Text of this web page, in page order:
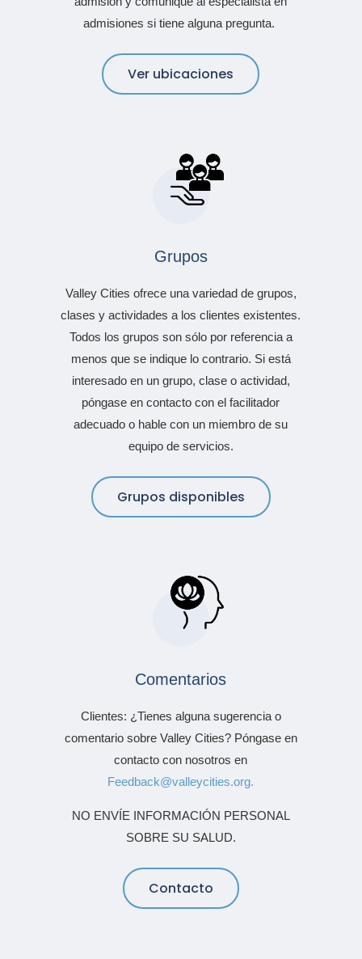
admisiones si tiene alguna pregunta.
Ver ubicaciones
Grupos
Valley Cities ofrece una variedad de grupos,
clases y actividades a los clientes existentes.
Todos los grupos son sólo por referencia a
menos que se indique lo contrario. Si está
interesado en un grupo, clase o actividad,
póngase en contacto con el facilitador
adecuado o hable con un miembro de su
equipo de servicios.
Grupos disponibles
Comentarios
Clientes: ¿Tienes alguna sugerencia o
comentario sobre Valley Cities? Póngase en
contacto con nosotros en
Feedback@valleycities.org.
NO ENVÍE INFORMACIÓN PERSONAL
SOBRE SU SALUD.
Contacto